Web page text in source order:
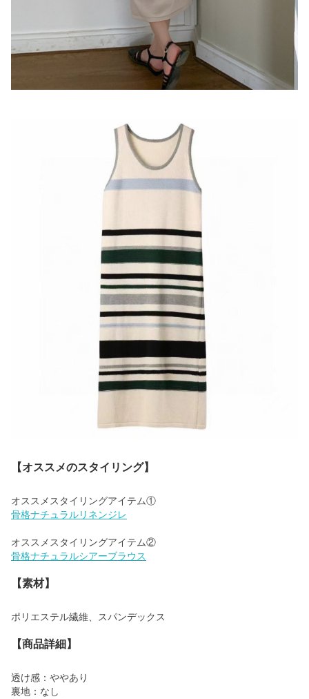
【オススメのスタイリング】
骨格ナチュラルリネンジレ
骨格ナチュラルシアーブラウス
【素材】
ポリエステル繊維、スパンデックス
【商品詳細】
透け感：ややあり
裏地：なし